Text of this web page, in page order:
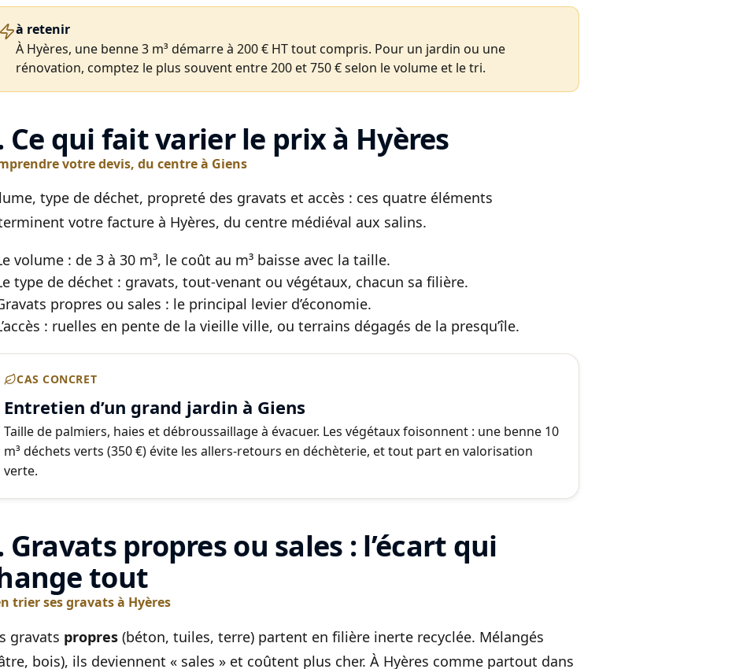
à retenir
À Hyères, une benne 3 m³ démarre à 200 € HT tout compris. Pour un jardin ou une
rénovation, comptez le plus souvent entre 200 et 750 € selon le volume et le tri.
Ce qui fait varier le prix à Hyères
votre devis, du centre à Giens
type de déchet, propreté des gravats et accès : ces quatre éléments
votre facture à Hyères, du centre médiéval aux salins.
volume : de 3 à 30 m³, le coût au m³ baisse avec la taille.
type de déchet : gravats, tout-venant ou végétaux, chacun sa filière.
propres ou sales : le principal levier d’économie.
: ruelles en pente de la vieille ville, ou terrains dégagés de la presqu’île.
CAS CONCRET
Entretien d’un grand jardin à Giens
Taille de palmiers, haies et débroussaillage à évacuer. Les végétaux foisonnent : une benne 10
m³ déchets verts (350 €) évite les allers-retours en déchèterie, et tout part en valorisation
verte.
Gravats propres ou sales : l’écart qui
tout
trier ses gravats à Hyères
gravats propres (béton, tuiles, terre) partent en filière inerte recyclée. Mélangés
bois), ils deviennent « sales » et coûtent plus cher. À Hyères comme partout dans